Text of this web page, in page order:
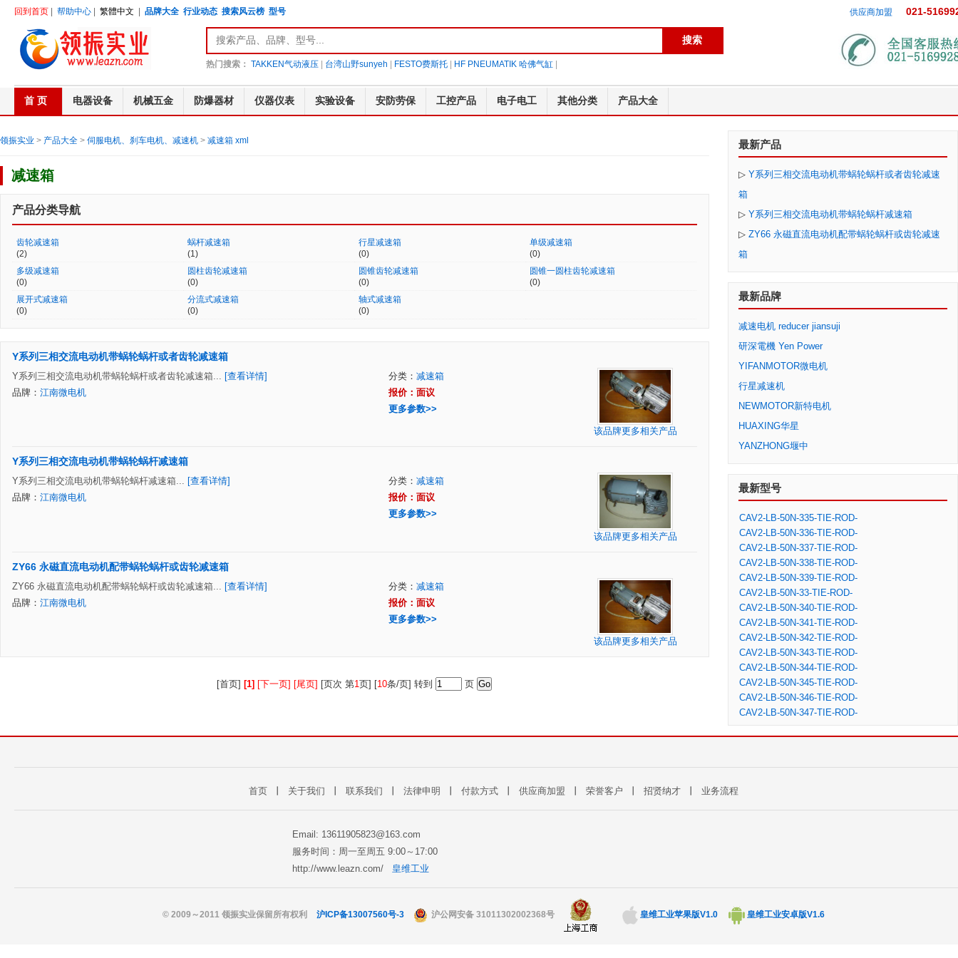
回到首页 帮助中心 繁體中文 品牌大全 行业动态 搜索风云榜 型号 供应商加盟 021-
热门搜索： TAKKEN气动液压| 台湾山野sunyeh FESTO费斯托| HF PNEUMATIK 哈佛气缸|
首 页 电器设备 机械五金 防爆器材 仪器仪表 实验设备 安防劳保 工控产品 电子电工 其他分类 产品大全
领振实业 > 产品大全 > 伺服电机、刹车电机、减速机 > 减速箱 xml
减速箱
产品分类导航
齿轮减速箱
(2)
蜗杆减速箱
(1)
行星减速箱
(0)
单级减速箱
(0)
多级减速箱
(0)
圆柱齿轮减速箱
(0)
圆锥齿轮减速箱
(0)
圆锥一圆柱齿轮减速箱
(0)
展开式减速箱
(0)
分流式减速箱
(0)
轴式减速箱
(0)
Y系列三相交流电动机带蜗轮蜗杆或者齿轮减速箱
Y系列三相交流电动机带蜗轮蜗杆或者齿轮减速箱... [查看详情]
品牌： 江南微电机
分类：减速箱
报价：面议
更多参数>>
该品牌更多相关产品
Y系列三相交流电动机带蜗轮蜗杆减速箱
Y系列三相交流电动机带蜗轮蜗杆减速箱...
[查看详情]
品牌： 江南微电机
分类：减速箱
报价：面议
更多参数>>
该品牌更多相关产品
ZY66 永磁直流电动机配带蜗轮蜗杆或齿轮减速箱
ZY66 永磁直流电动机配带蜗轮蜗杆或齿轮减速箱... [查看详情]
品牌： 江南微电机
分类：减速箱
报价：面议
更多参数>>
该品牌更多相关产品
[首页] [1] [下一页] [尾页] [页次 第1页] [10条/页] 转到 页
最新产品
▷Y系列三相交流电动机带蜗轮蜗杆或者齿轮减速
箱
▷Y系列三相交流电动机带蜗轮蜗杆减速箱
▷ZY66 永磁直流电动机配带蜗轮蜗杆或齿轮减速
箱
最新品牌
减速电机 reducer jiansuji
研深電機 Yen Power
YIFANMOTOR微电机
行星减速机
NEWMOTOR新特电机
HUAXING华星
YANZHONG堰中
最新型号
CAV2-LB-50N-335-TIE-ROD-
ASSY
CAV2-LB-50N-336-TIE-ROD-
ASSY
CAV2-LB-50N-337-TIE-ROD-
ASSY
CAV2-LB-50N-338-TIE-ROD-
ASSY
CAV2-LB-50N-339-TIE-ROD-
ASSY
CAV2-LB-50N-33-TIE-ROD-
ASSY
CAV2-LB-50N-340-TIE-ROD-
ASSY
CAV2-LB-50N-341-TIE-ROD-
ASSY
CAV2-LB-50N-342-TIE-ROD-
ASSY
CAV2-LB-50N-343-TIE-ROD-
ASSY
CAV2-LB-50N-344-TIE-ROD-
ASSY
CAV2-LB-50N-345-TIE-ROD-
ASSY
CAV2-LB-50N-346-TIE-ROD-
ASSY
CAV2-LB-50N-347-TIE-ROD-
首页 关于我们 联系我们 法律申明 付款方式 供应商加盟 荣誉客户 招贤纳才 业务流程
Email: 13611905823@163.com
服务时间：周一至周五 9:00～17:00
http://www.leazn.com/ 皇维工业
© 2009～2011 领振实业保留所有权利 沪ICP备13007560号-3 沪公网安备 31011302002368号 皇维工业苹果版V1.0 皇维工业安卓版V1.6